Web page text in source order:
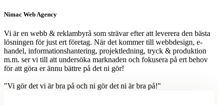
Nimac Web Agency
Vi är en webb & reklambyrå som strävar efter att leverera den bästa
lösningen för just ert företag. När det kommer till webbdesign, e-
handel, informationshantering, projektledning, tryck & produktion
m.m. ser vi till att undersöka marknaden och fokusera på ert behov
för att göra er ännu bättre på det ni gör!
"Vi gör det vi är bra på och ni gör det ni är bra på!"